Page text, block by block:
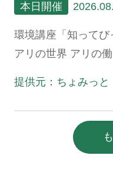
本日開催
環境講座「知って
アリの世界 アリの
提供元：ちょみっと